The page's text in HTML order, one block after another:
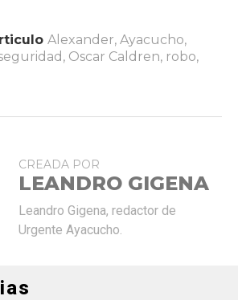
Alexander, Ayacucho,
, Oscar Caldren, robo,
CREADA POR
LEANDRO GIGENA
Leandro Gigena, redactor de
Urgente Ayacucho.